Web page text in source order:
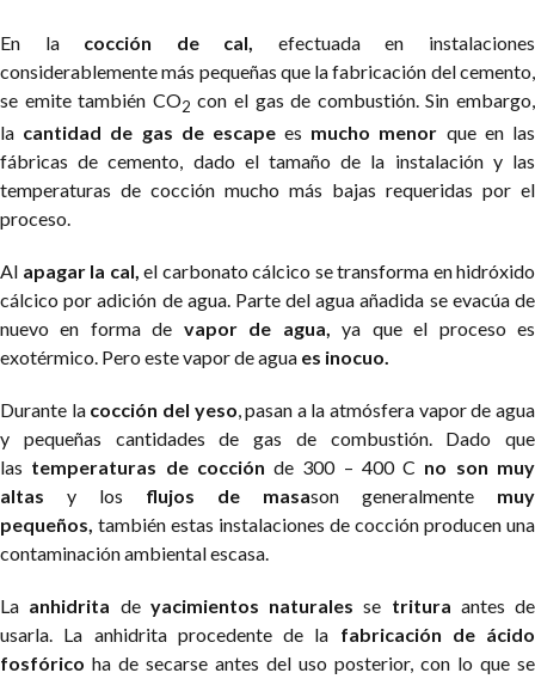
En la cocción de cal, efectuada en instalaciones
considerablemente más pequeñas que la fabricación del cemento,
se emite también CO2 con el gas de combustión. Sin embargo,
la cantidad de gas de escapees mucho menor que en las
fábricas de cemento, dado el tamaño de la instalación y las
temperaturas de cocción mucho más bajas requeridas por el
proceso.
Al apagar la cal, el carbonato cálcico se transforma en hidróxido
cálcico por adición de agua. Parte del agua añadida se evacúa de
nuevo en forma de vapor de agua, ya que el proceso es
exotérmico. Pero este vapor de agua es inocuo.
Durante la cocción del yeso, pasan a la atmósfera vapor de agua
y pequeñas cantidades de gas de combustión. Dado que
las temperaturas de cocción de 300 – 400 C no son muy
altas y los flujos de masason generalmente muy
pequeños, también estas instalaciones de cocción producen una
contaminación ambiental escasa.
La anhidrita de yacimientos naturales se tritura antes de
usarla. La anhidrita procedente de la fabricación de ácido
fosfórico ha de secarse antes del uso posterior, con lo que se